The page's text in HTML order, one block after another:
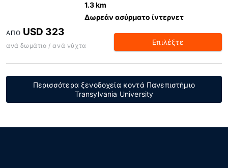
1.3 km
Δωρεάν ασύρματο ίντερνετ
ΑΠΌ USD 323
ανά δωμάτιο / ανά νύχτα Επιλέξτε
Περισσότερα ξενοδοχεία κοντά Πανεπιστήμιο
Transylvania University